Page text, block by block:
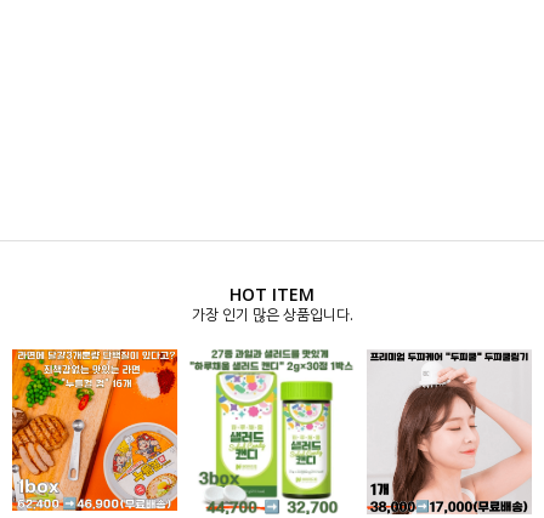
HOT ITEM
가장 인기 많은 상품입니다.